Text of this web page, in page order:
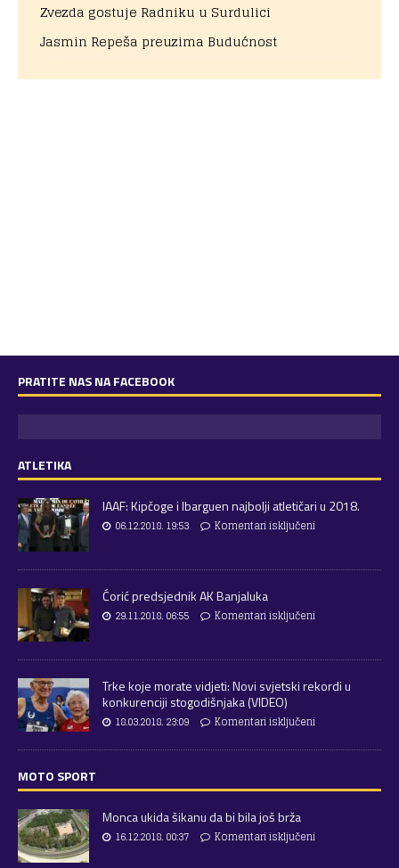
Zvezda gostuje Radniku u Surdulici
Jasmin Repeša preuzima Budućnost
PRATITE NAS NA FACEBOOK
ATLETIKA
IAAF: Kipčoge i Ibarguen najbolji atletičari u 2018.
06.12.2018. 19:53 Komentari isključeni
Ćorić predsjednik AK Banjaluka
29.11.2018. 06:55 Komentari isključeni
Trke koje morate vidjeti: Novi svjetski rekordi u
konkurenciji stogodišnjaka (VIDEO)
18.03.2018. 23:09 Komentari isključeni
MOTO SPORT
Monca ukida šikanu da bi bila još brža
16.12.2018. 00:37 Komentari isključeni